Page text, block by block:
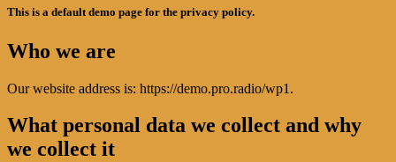
This is a default demo page for the privacy policy.
Who we are
Our website address is: https://demo.pro.radio/wp1.
What personal data we collect and why
we collect it